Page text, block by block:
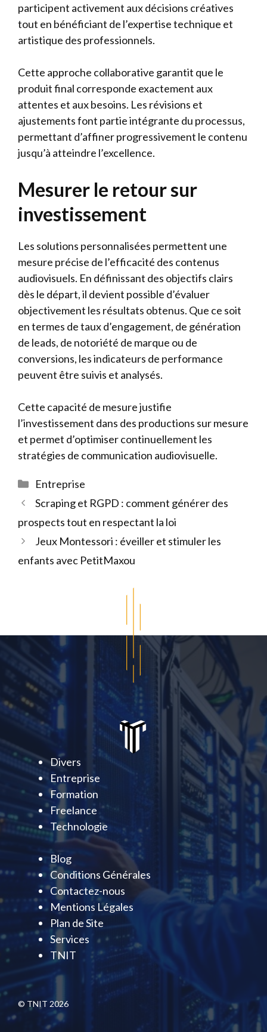
participent activement aux décisions créatives
tout en bénéficiant de l’expertise technique et
artistique des professionnels.
Cette approche collaborative garantit que le
produit final corresponde exactement aux
attentes et aux besoins. Les révisions et
ajustements font partie intégrante du processus,
permettant d’affiner progressivement le contenu
jusqu’à atteindre l’excellence.
Mesurer le retour sur
investissement
Les solutions personnalisées permettent une
mesure précise de l’efficacité des contenus
audiovisuels. En définissant des objectifs clairs
dès le départ, il devient possible d’évaluer
objectivement les résultats obtenus. Que ce soit
en termes de taux d’engagement, de génération
de leads, de notoriété de marque ou de
conversions, les indicateurs de performance
peuvent être suivis et analysés.
Cette capacité de mesure justifie
l’investissement dans des productions sur mesure
et permet d’optimiser continuellement les
stratégies de communication audiovisuelle.
Catégories
Entreprise
Scraping et RGPD : comment générer des
prospects tout en respectant la loi
Jeux Montessori : éveiller et stimuler les
enfants avec PetitMaxou
Divers
Entreprise
Formation
Freelance
Technologie
Blog
Conditions Générales
Contactez-nous
Mentions Légales
Plan de Site
Services
TNIT
© TNIT 2026